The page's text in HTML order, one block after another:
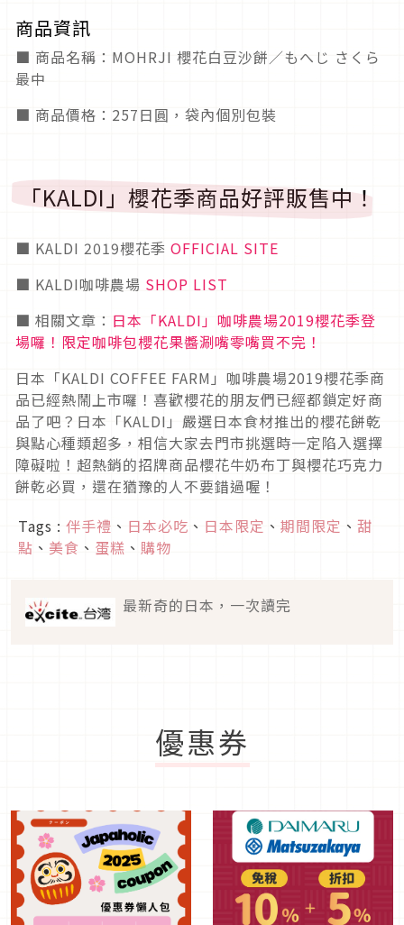
商品資訊
■ 商品名稱：MOHRJI 櫻花白豆沙餅／もへじ さくら
最中
■ 商品價格：257日圓，袋內個別包裝
「KALDI」櫻花季商品好評販售中！
■ KALDI 2019櫻花季 OFFICIAL SITE
■ KALDI咖啡農場 SHOP LIST
■ 相關文章： 日本「KALDI」咖啡農場2019櫻花季登
場囉！限定咖啡包櫻花果醬涮嘴零嘴買不完！
日本「KALDI COFFEE FARM」咖啡農場2019櫻花季商
品已經熱鬧上市囉！喜歡櫻花的朋友們已經都鎖定好商
品了吧？日本「KALDI」嚴選日本食材推出的櫻花餅乾
與點心種類超多，相信大家去門市挑選時一定陷入選擇
障礙啦！超熱銷的招牌商品櫻花牛奶布丁與櫻花巧克力
餅乾必買，還在猶豫的人不要錯過喔！
Tags : 伴手禮 、 日本必吃 、 日本限定 、 期間限定 、 甜
點 、 美食 、 蛋糕 、 購物
最新奇的日本，一次讀完
優惠券